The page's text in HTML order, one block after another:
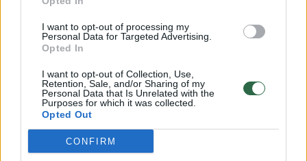
I want to opt-out of processing my
Personal Data for Targeted Advertising.
Opted In
I want to opt-out of Collection, Use,
Retention, Sale, and/or Sharing of my
Personal Data that Is Unrelated with the
Purposes for which it was collected.
Opted Out
CONFIRM
Daugiau nuotraukų (4)
„Piligrimai“.
Filmo kadras.